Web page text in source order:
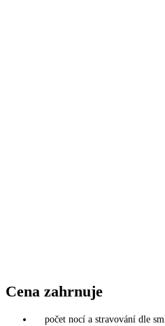
Cena zahrnuje
počet nocí a stravování dle